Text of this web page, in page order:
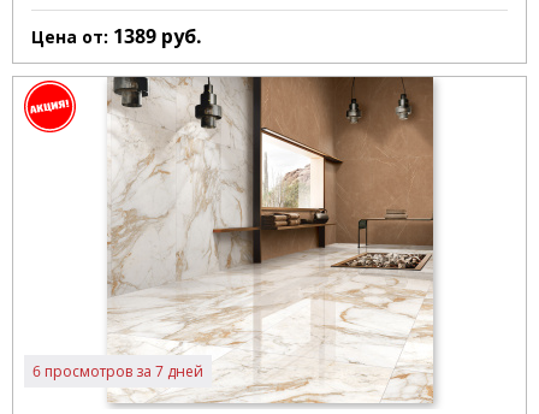
Цена от: 1389 руб.
6 просмотров за 7 дней